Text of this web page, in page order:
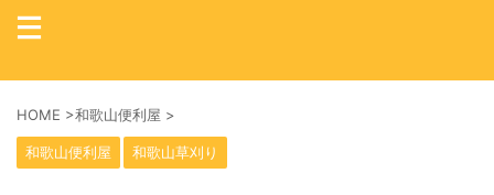
HOME >和歌山便利屋 >
和歌山便利屋 和歌山草刈り